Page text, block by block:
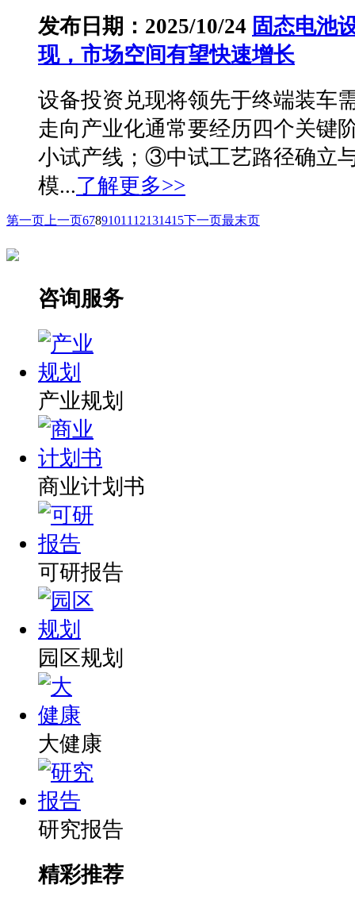
发布日期：2025/10/24 固态电池
现，市场空间有望快速增长
设备投资兑现将领先于终端装车
走向产业化通常要经历四个关
小试产线；③中试工艺路径确立
模...了解更多>>
第一页 上一页67891011 12131415下一页最末页
咨询服务
产业规划
商业计划书
可研报告
园区规划
大健康
研究报告
精彩推荐